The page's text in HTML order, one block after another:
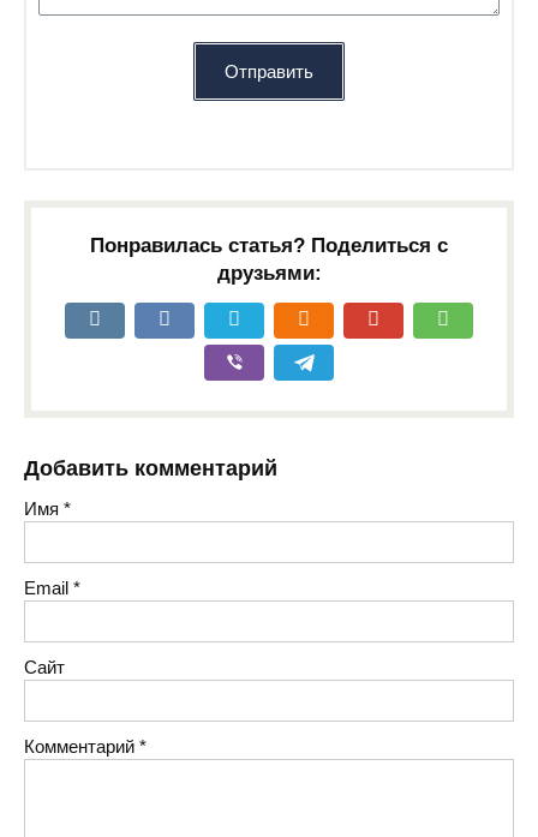
Отправить
Понравилась статья? Поделиться с
друзьями:
Добавить комментарий
Имя *
Email *
Сайт
Комментарий *